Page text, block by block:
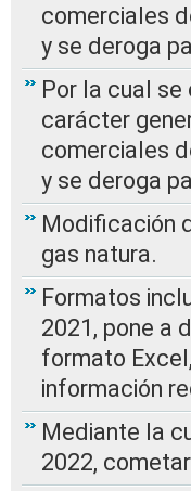
comerciales
y se deroga
Por la cual
carácter
comerciales
y se deroga
Modificación
gas natura.
Formatos
2021, pone a
formato
información
Mediante la
2022,